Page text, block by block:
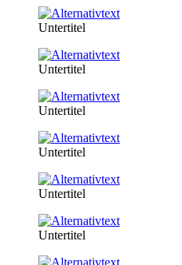
Untertitel
Untertitel
Untertitel
Untertitel
Untertitel
Untertitel